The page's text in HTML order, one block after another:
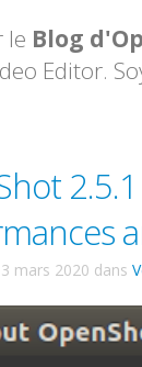
le Blog
Editor.
3 mars 2020 dans